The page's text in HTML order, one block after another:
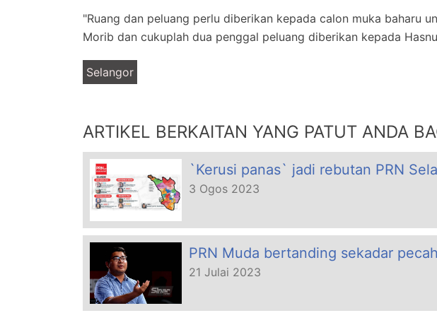
"Ruang dan peluang perlu diberikan kepada calon muka baharu
Morib dan cukuplah dua penggal peluang diberikan kepada
Selangor
ARTIKEL BERKAITAN YANG PATUT ANDA
`Kerusi panas` jadi rebutan PRN
3 Ogos 2023
PRN Muda bertanding sekadar
21 Julai 2023